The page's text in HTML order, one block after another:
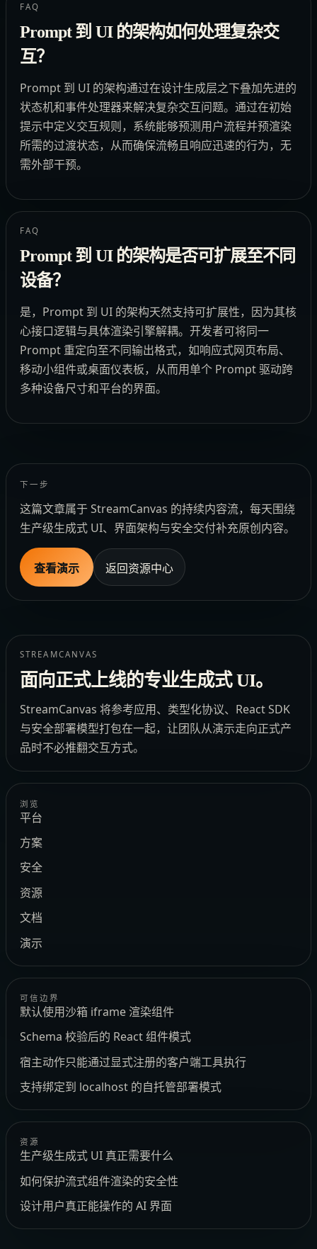
FAQ
Prompt 到 UI 的架构如何处理复杂交
互？
Prompt 到 UI 的架构通过在设计生成层之下叠加先进的
状态机和事件处理器来解决复杂交互问题。通过在初始
提示中定义交互规则，系统能够预测用户流程并预渲染
所需的过渡状态，从而确保流畅且响应迅速的行为，无
需外部干预。
FAQ
Prompt 到 UI 的架构是否可扩展至不同
设备？
是，Prompt 到 UI 的架构天然支持可扩展性，因为其核
心接口逻辑与具体渲染引擎解耦。开发者可将同一
Prompt 重定向至不同输出格式，如响应式网页布局、
移动小组件或桌面仪表板，从而用单个 Prompt 驱动跨
多种设备尺寸和平台的界面。
下一步
这篇文章属于 StreamCanvas 的持续内容流，每天围绕
生产级生成式 UI、界面架构与安全交付补充原创内容。
查看演示 返回资源中心
STREAMCANVAS
面向正式上线的专业生成式 UI。
StreamCanvas 将参考应用、类型化协议、React SDK
与安全部署模型打包在一起，让团队从演示走向正式产
品时不必推翻交互方式。
浏览
平台
方案
安全
资源
文档
演示
可信边界
默认使用沙箱 iframe 渲染组件
Schema 校验后的 React 组件模式
宿主动作只能通过显式注册的客户端工具执行
支持绑定到 localhost 的自托管部署模式
资源
生产级生成式 UI 真正需要什么
如何保护流式组件渲染的安全性
设计用户真正能操作的 AI 界面